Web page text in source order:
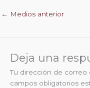
← Medios anterior
Deja una
Tu dirección de correo
campos obligatorios